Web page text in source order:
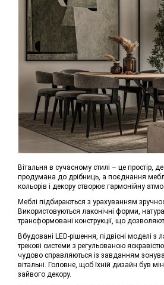
Вітальня в сучасному стилі – це простір,
продумана до дрібниць, а поєднання
кольорів і декору створює гармонійну
Меблі підбираються з урахуванням
Використовуються лаконічні форми,
трансформовані конструкції, що
Вбудовані LED-рішення, підвісні моделі
трекові системи з регульованою
чудово справляються із завданням
вітальні. Головне, щоб їхній дизайн був
зайвого декору.